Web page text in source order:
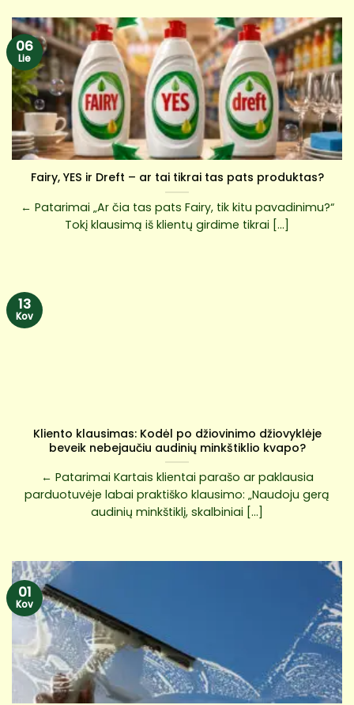
Fairy, YES ir Dreft – ar tai tikrai tas pats produktas?
← Patarimai „Ar čia tas pats Fairy, tik kitu pavadinimu?“
Tokį klausimą iš klientų girdime tikrai [...]
06
Lie
Kliento klausimas: Kodėl po džiovinimo džiovyklėje
beveik nebejaučiu audinių minkštiklio kvapo?
← Patarimai Kartais klientai parašo ar paklausia
parduotuvėje labai praktiško klausimo: „Naudoju gerą
audinių minkštiklį, skalbiniai [...]
13
Kov
01
Kov